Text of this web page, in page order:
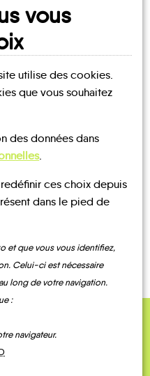
Juniville
?
vous
utilise des cookies.
que vous souhaitez
des données dans
.
ces choix depuis
dans le pied de
et que vous vous identifiez,
Celui-ci est nécessaire
long de votre navigation.
:
navigateur.